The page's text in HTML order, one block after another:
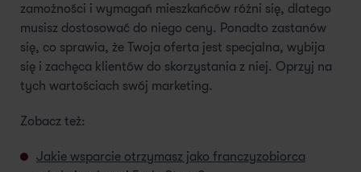
zamożności i wymagań mieszkańców różni się, dlatego
musisz dostosować do niego ceny. Ponadto zastanów
się, co sprawia, że Twoja oferta jest specjalna, wybija
się i zachęca klientów do skorzystania z niej. Oprzyj na
tych wartościach swój marketing.
Zobacz też:
Jakie wsparcie otrzymasz jako franczyzobiorca